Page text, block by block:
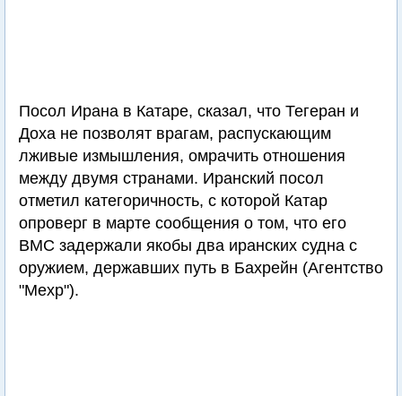
Посол Ирана в Катаре, сказал, что Тегеран и
Доха не позволят врагам, распускающим
лживые измышления, омрачить отношения
между двумя странами. Иранский посол
отметил категоричность, с которой Катар
опроверг в марте сообщения о том, что его
ВМС задержали якобы два иранских судна с
оружием, державших путь в Бахрейн (Агентство
"Мехр").